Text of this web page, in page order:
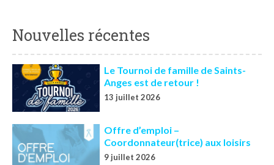
Nouvelles récentes
Le Tournoi de famille de Saints-
Anges est de retour !
13 juillet 2026
Offre d’emploi –
Coordonnateur(trice) aux loisirs
9 juillet 2026